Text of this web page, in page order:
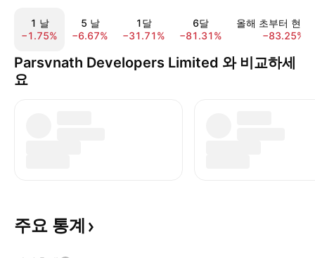
1 날
−1.75%
5 날
−6.67%
1달
−31.71%
6달
−81.31%
올해 초부터 현재
−83.25%
Parsvnath Developers Limited 와 비교하세
요
주요 통계